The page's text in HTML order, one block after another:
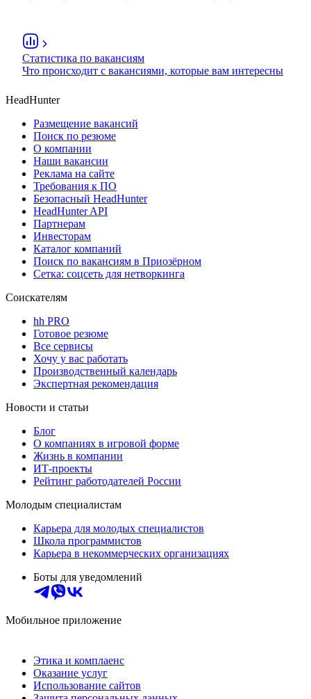
Статистика по вакансиям
Что происходит с вакансиями, которые вам интересны
HeadHunter
Размещение вакансий
Поиск по резюме
О компании
Наши вакансии
Реклама на сайте
Требования к ПО
Безопасный HeadHunter
HeadHunter API
Партнерам
Инвесторам
Каталог компаний
Поиск по вакансиям в Приозёрном
Сетка: соцсеть для нетворкинга
Соискателям
hh PRO
Готовое резюме
Все сервисы
Хочу у вас работать
Производственный календарь
Экспертная рекомендация
Новости и статьи
Блог
О компаниях в игровой форме
Жизнь в компании
ИТ-проекты
Рейтинг работодателей России
Молодым специалистам
Карьера для молодых специалистов
Школа программистов
Карьера в некоммерческих организациях
Боты для уведомлений
Мобильное приложение
Этика и комплаенс
Оказание услуг
Использование сайтов